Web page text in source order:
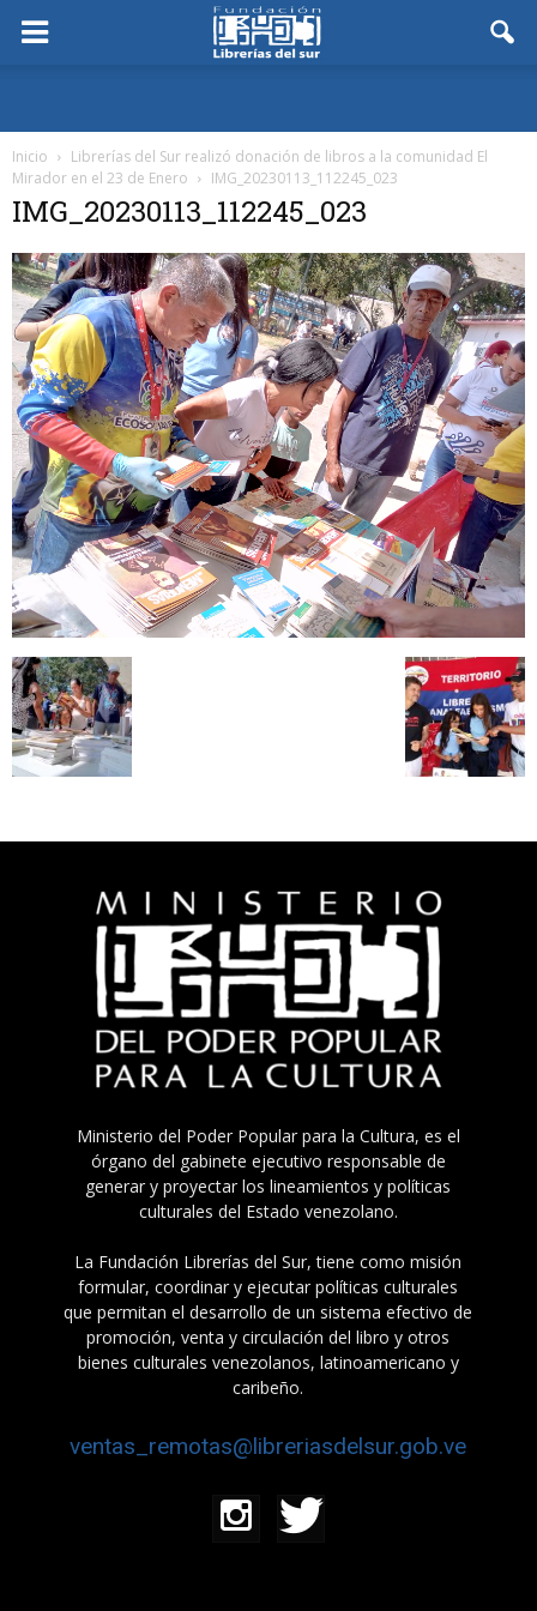
Inicio
Librerías del Sur realizó donación de libros a la comunidad El
Mirador en el 23 de Enero
IMG_20230113_112245_023
IMG_20230113_112245_023
Ministerio del Poder Popular para la Cultura, es el
órgano del gabinete ejecutivo responsable de
generar y proyectar los lineamientos y políticas
culturales del Estado venezolano.
La Fundación Librerías del Sur, tiene como misión
formular, coordinar y ejecutar políticas culturales
que permitan el desarrollo de un sistema efectivo de
promoción, venta y circulación del libro y otros
bienes culturales venezolanos, latinoamericano y
caribeño.
ventas_remotas@libreriasdelsur.gob.ve